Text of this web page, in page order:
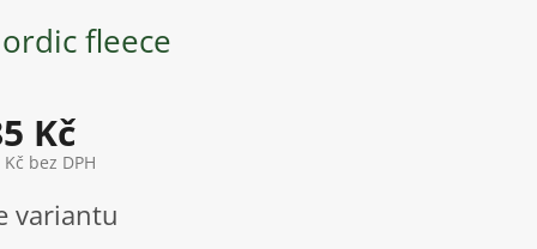
fleece
Kč
bez DPH
variantu